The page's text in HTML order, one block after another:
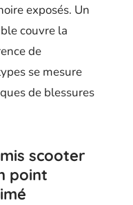
exposés. Un
couvre la
de
se mesure
de blessures
scooter
point